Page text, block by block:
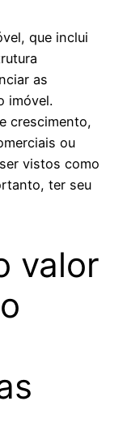
que inclui
as
imóvel.
crescimento,
ou
vistos como
ter seu
valor